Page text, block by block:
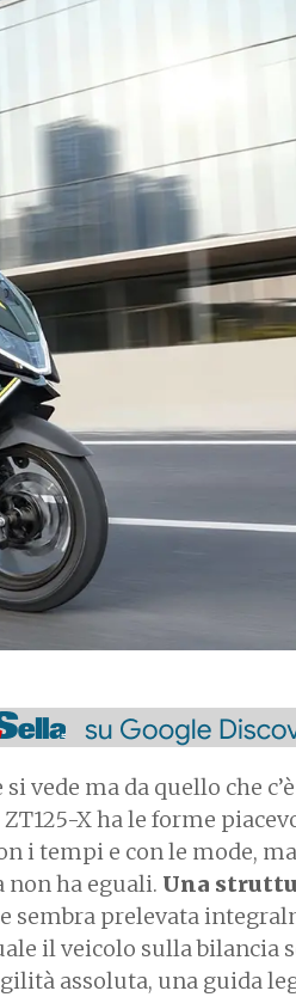
vede ma da quello che
X ha le forme
i tempi e con le mode,
non ha eguali. Una
sembra prelevata
il veicolo sulla bilancia
assoluta, una guida